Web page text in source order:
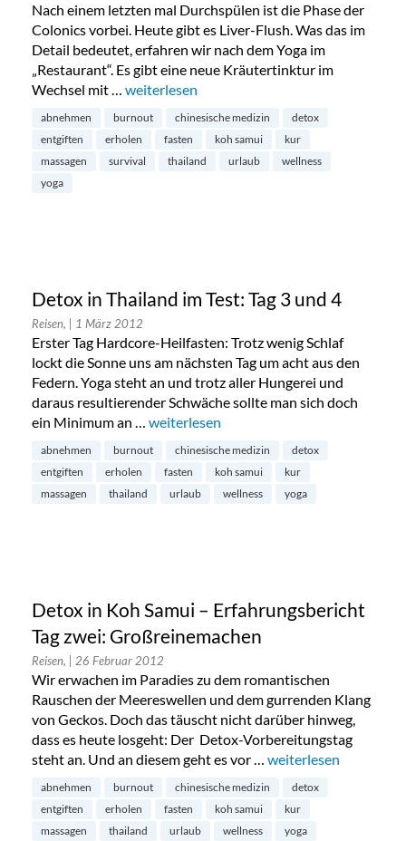
Nach einem letzten mal Durchspülen ist die Phase der
Colonics vorbei. Heute gibt es Liver-Flush. Was das im
Detail bedeutet, erfahren wir nach dem Yoga im
„Restaurant“. Es gibt eine neue Kräutertinktur im
Wechsel mit … „Detox in Thailand – Erfahrungsbericht- Tag
weiterlesen
abnehmen burnout chinesische medizin
detox
entgiften
erholen fasten koh samui
kur
massagen
survival thailand urlaub
wellness
yoga
Detox in Thailand im Test: Tag 3 und 4
Reisen, | 1 März 2012
Erster Tag Hardcore-Heilfasten: Trotz wenig Schlaf
lockt die Sonne uns am nächsten Tag um acht aus den
Federn. Yoga steht an und trotz aller Hungerei und
daraus resultierender Schwäche sollte man sich doch
ein Minimum an … „Detox in Thailand im Test: Tag 3 und 4“
weiterlesen
abnehmen burnout chinesische medizin
detox
entgiften
erholen fasten koh samui
kur
massagen
thailand urlaub wellness yoga
Detox in Koh Samui – Erfahrungsbericht
Tag zwei: Großreinemachen
Reisen, | 26 Februar 2012
Wir erwachen im Paradies zu dem romantischen
Rauschen der Meereswellen und dem gurrenden Klang
von Geckos. Doch das täuscht nicht darüber hinweg,
dass es heute losgeht: Der Detox-Vorbereitungstag
steht an. Und an diesem geht es vor … „Detox in Koh Samui
weiterlesen
abnehmen burnout chinesische medizin
detox
entgiften
erholen fasten koh samui
kur
massagen
thailand urlaub wellness yoga